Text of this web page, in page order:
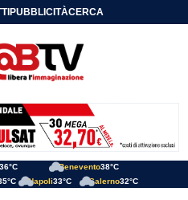
PUBBLICITÀCERCA
36°C Benevento38°C
Napoli33°C Salerno32°C